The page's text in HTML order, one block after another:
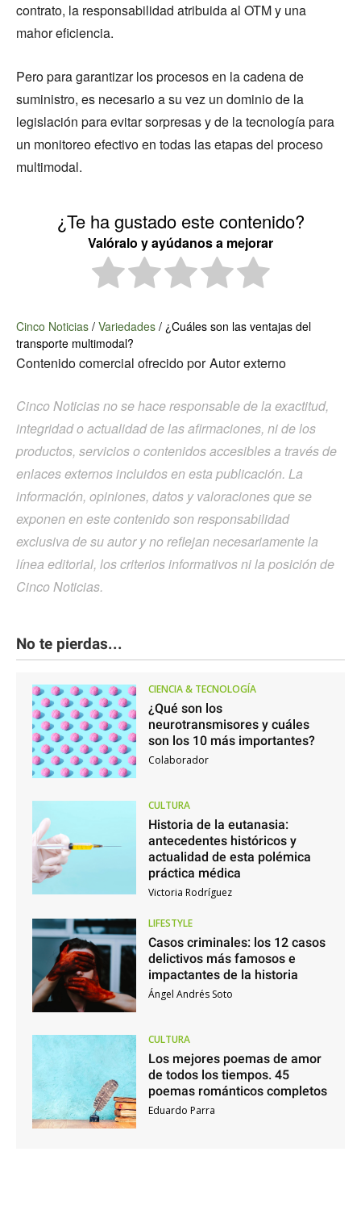
contrato, la responsabilidad atribuida al OTM y una
mahor eficiencia.
Pero para garantizar los procesos en la cadena de
suministro, es necesario a su vez un dominio de la
legislación para evitar sorpresas y de la tecnología para
un monitoreo efectivo en todas las etapas del proceso
multimodal.
¿Te ha gustado este contenido?
Valóralo y ayúdanos a mejorar
Cinco Noticias / Variedades / ¿Cuáles son las ventajas del
transporte multimodal?
Contenido comercial ofrecido por Autor externo
Cinco Noticias no se hace responsable de la exactitud,
integridad o actualidad de las afirmaciones, ni de los
productos, servicios o contenidos accesibles a través de
enlaces externos incluidos en esta publicación. La
información, opiniones, datos y valoraciones que se
exponen en este contenido son responsabilidad
exclusiva de su autor y no reflejan necesariamente la
línea editorial, los criterios informativos ni la posición de
Cinco Noticias.
No te pierdas...
CIENCIA & TECNOLOGÍA
¿Qué son los
neurotransmisores y cuáles
son los 10 más importantes?
Colaborador
CULTURA
Historia de la eutanasia:
antecedentes históricos y
actualidad de esta polémica
práctica médica
Victoria Rodríguez
LIFESTYLE
Casos criminales: los 12 casos
delictivos más famosos e
impactantes de la historia
Ángel Andrés Soto
CULTURA
Los mejores poemas de amor
de todos los tiempos. 45
poemas románticos completos
Eduardo Parra